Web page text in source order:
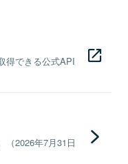
得できる公式API
（2026年7月31日